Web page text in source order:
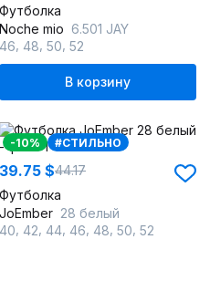
Футболка
Noche mio 6.501 JAY
46 48 50 52
В корзину
-10% #СТИЛЬНО
39.75 $44.17
Футболка
JoEmber 28 белый
40 42 44 46 48 50 52